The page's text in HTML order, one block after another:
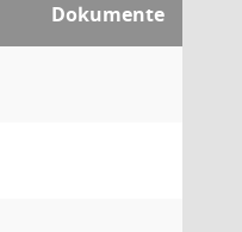
Dokumente